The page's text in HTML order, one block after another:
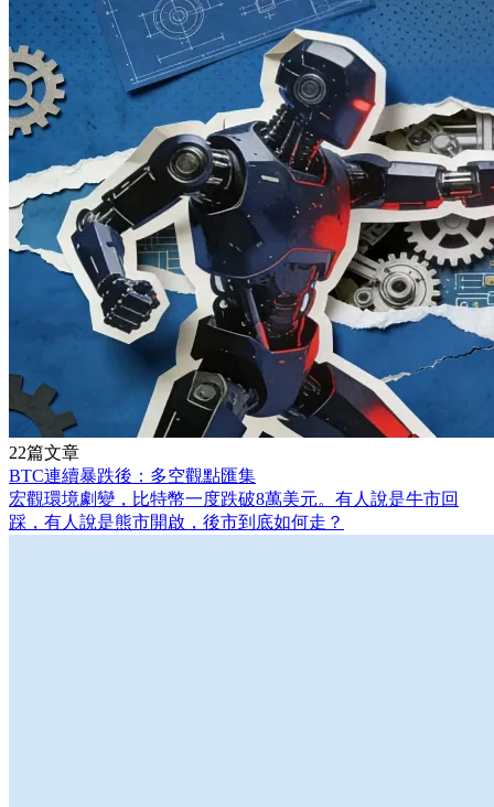
22篇文章
BTC連續暴跌後：多空觀點匯集
宏觀環境劇變，比特幣一度跌破8萬美元。有人說是牛市回
踩，有人說是熊市開啟，後市到底如何走？